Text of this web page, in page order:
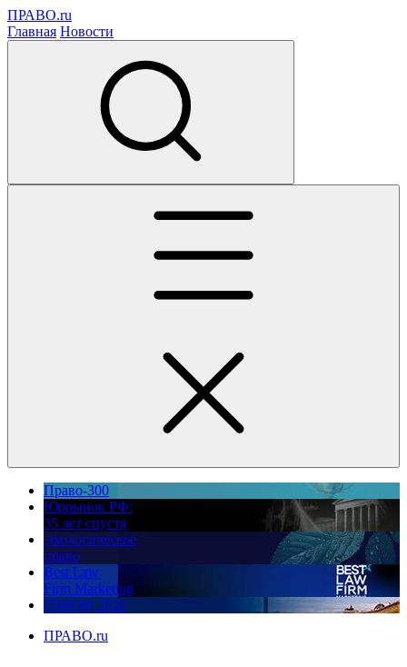
ПРАВО.ru
Главная Новости
Право-300
Юррынок РФ:
35 лет спустя
Экологическое
право
Best Law
Firm Marketing
ПМЮФ 2026
ПРАВО.ru